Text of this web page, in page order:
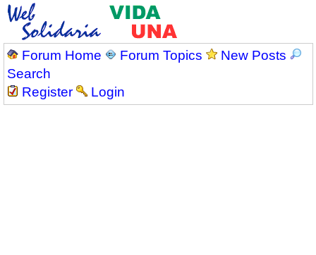
Forum Home Forum Topics
New Posts
Search
Register
Login